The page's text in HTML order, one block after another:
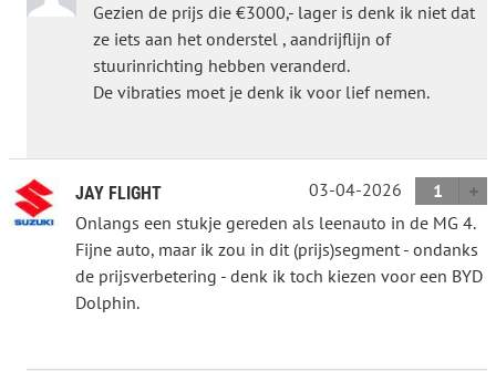
Gezien de prijs die €3000,- lager is denk ik niet dat
ze iets aan het onderstel , aandrijflijn of
stuurinrichting hebben veranderd.
De vibraties moet je denk ik voor lief nemen.
JAY FLIGHT 03-04-2026
1
Onlangs een stukje gereden als leenauto in de MG 4.
Fijne auto, maar ik zou in dit (prijs)segment - ondanks
de prijsverbetering - denk ik toch kiezen voor een BYD
Dolphin.